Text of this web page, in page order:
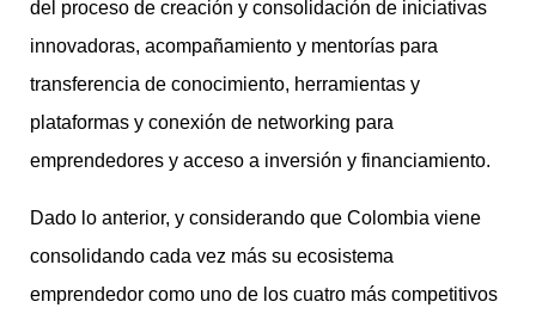
del proceso de creación y consolidación de iniciativas
innovadoras, acompañamiento y mentorías para
transferencia de conocimiento, herramientas y
plataformas y conexión de networking para
emprendedores y acceso a inversión y financiamiento.
Dado lo anterior, y considerando que Colombia viene
consolidando cada vez más su ecosistema
emprendedor como uno de los cuatro más competitivos